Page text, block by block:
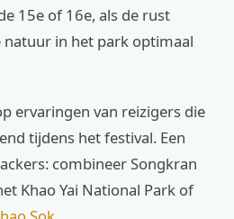
15e of 16e, als de rust
in het park optimaal
ervaringen van reizigers die
tijdens het festival. Een
combineer Songkran
Khao Yai National Park of